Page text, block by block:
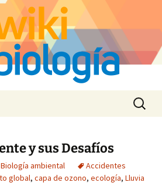
Buscar:
y sus Desafíos
Biología ambiental
Accidentes
global, capa de ozono, ecología, Lluvia